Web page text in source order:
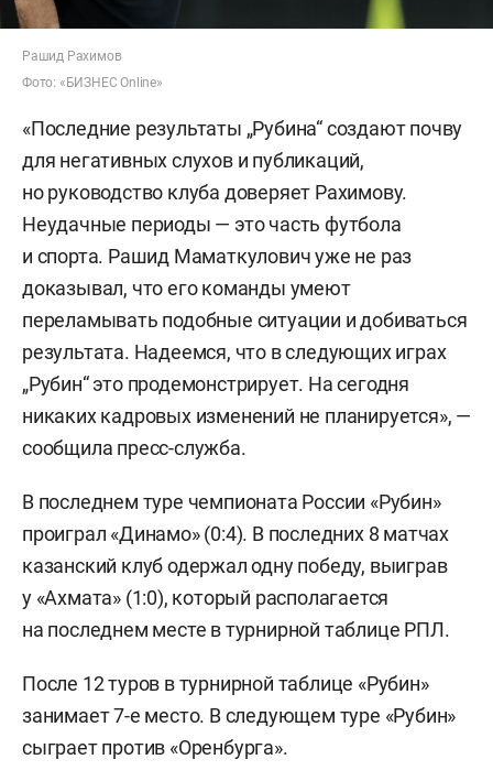
Рашид Рахимов
Фото: «БИЗНЕС Online»
«Последние результаты „Рубина“ создают почву
для негативных слухов и публикаций,
но руководство клуба доверяет Рахимову.
Неудачные периоды — это часть футбола
и спорта. Рашид Маматкулович уже не раз
доказывал, что его команды умеют
переламывать подобные ситуации и добиваться
результата. Надеемся, что в следующих играх
„Рубин“ это продемонстрирует. На сегодня
никаких кадровых изменений не планируется», —
сообщила пресс-служба.
В последнем туре чемпионата России «Рубин»
проиграл «Динамо» (0:4). В последних 8 матчах
казанский клуб одержал одну победу, выиграв
у «Ахмата» (1:0), который располагается
на последнем месте в турнирной таблице РПЛ.
После 12 туров в турнирной таблице «Рубин»
занимает 7-е место. В следующем туре «Рубин»
сыграет против «Оренбурга».